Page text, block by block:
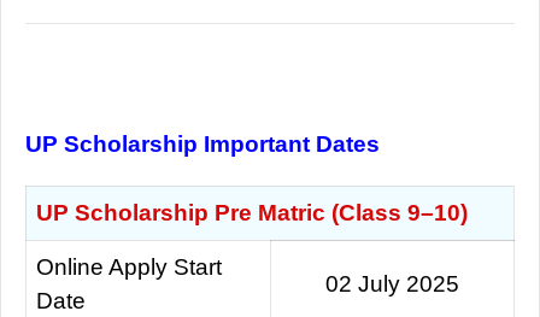
UP Scholarship Important Dates
UP Scholarship Pre Matric (Class 9–10)
Online Apply Start
Date
02 July 2025